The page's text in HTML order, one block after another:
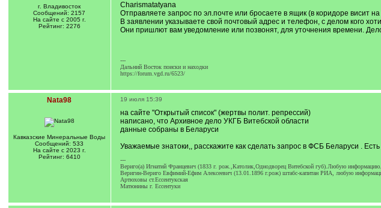
г. Владивосток
Сообщений: 2157
На сайте с 2005 г.
Рейтинг: 2276
Charismatatyana
Отправляете запрос по эл.почте или бросаете в ящик (в коридоре висит
В заявлении указываете свой почтовый адрес и телефон, с делом кого
Они пришлют вам уведомление или позвонят, для уточнения времени.
---
Дальний Восток поиски и находки
https://forum.vgd.ru/6523/
Nata98
Кавказские Минеральные Воды
Сообщений: 533
На сайте с 2023 г.
Рейтинг: 6410
19 июля 15:39
на сайте "Открытый список" (жертвы полит. репрессий)
написано, что Архивное дело УКГБ Витебской области
данные собраны в Беларуси
Уважаемые знатоки,, расскажите как сделать запрос в ФСБ Беларуси .
---
Вериго(а) Игнатий Францевич (1833 г. рож.,Католик,Однодворец Витебской губ).Любую информацию.
Веригин-Вериго Евфимий-Ефим Алексеевич (13.01.1896 г.рож) штабс-капитан РИА, любую
Артюховы ст.Ессентукская
Матюнины г. Ессентуки